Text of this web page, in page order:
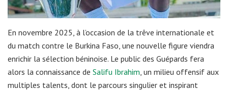
En novembre 2025, à l’occasion de la trêve internationale et
du match contre le Burkina Faso, une nouvelle figure viendra
enrichir la sélection béninoise. Le public des Guépards fera
alors la connaissance de Salifu Ibrahim , un milieu offensif aux
multiples talents, dont le parcours singulier et inspirant